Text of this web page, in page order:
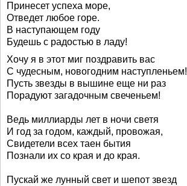
Принесет успеха море,
Отведет любое горе.
В наступающем году
Будешь с радостью в ладу!
Хочу я в этот миг поздравить вас
С чудесным, новогодним наступленьем!
Пусть звезды в вышине еще ни раз
Порадуют загадочным свеченьем!
Ведь миллиарды лет в ночи светя
И год за годом, каждый, провожая,
Свидетели всех таен бытия
Познали их со края и до края.
Пускай же лунный свет и шепот звезд